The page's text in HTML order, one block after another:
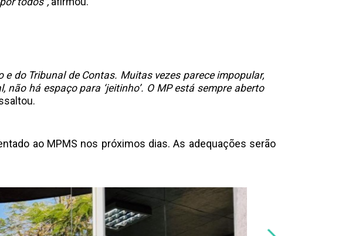
do Tribunal de Contas. Muitas vezes parece impopular,
há espaço para ‘jeitinho’. O MP está sempre aberto
ao MPMS nos próximos dias. As adequações serão